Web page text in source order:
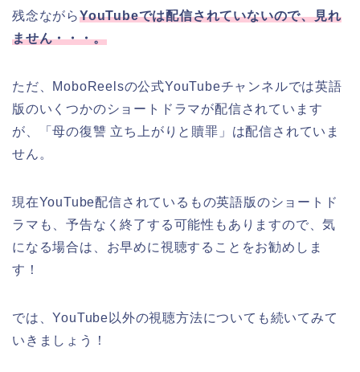
残念ながらYouTubeでは配信されていないので、見れ
ません・・・。
ただ、MoboReelsの公式YouTubeチャンネルでは英語
版のいくつかのショートドラマが配信されています
が、
「母の復讐 立ち上がりと贖罪」 は配信されていま
せん。
現在YouTube配信されているもの英語版のショートド
ラマも、予告なく終了する可能性もありますので、気
になる場合は、お早めに視聴することをお勧めしま
す！
では、YouTube以外の視聴方法についても続いてみて
いきましょう！